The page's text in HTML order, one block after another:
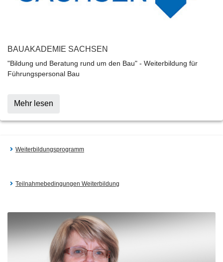
BAUAKADEMIE SACHSEN
"Bildung und Beratung rund um den Bau" - Weiterbildung für
Führungspersonal Bau
Mehr lesen
Weiterbildungsprogramm
Teilnahmebedingungen Weiterbildung